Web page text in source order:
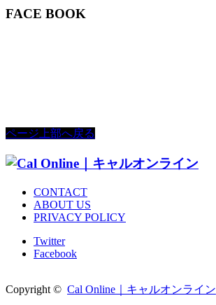
FACE BOOK
ページ上部へ戻る
CONTACT
ABOUT US
PRIVACY POLICY
Twitter
Facebook
Copyright © Cal Online｜キャルオンライン